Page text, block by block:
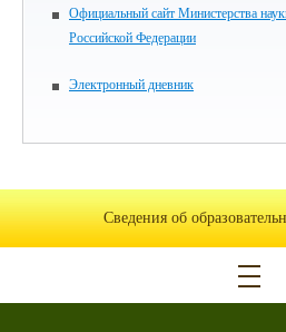
Официальный сайт Министерства
Российской Федерации
Электронный дневник
Сведения об